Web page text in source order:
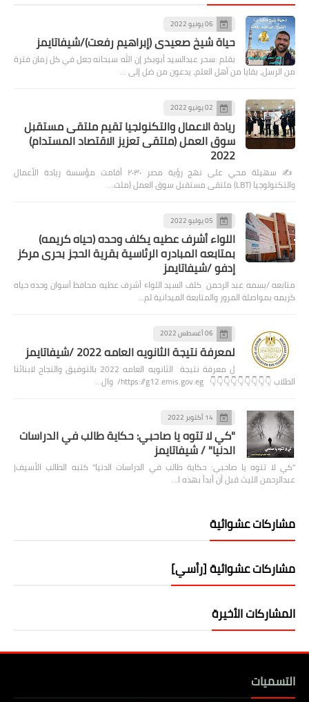
06 يونيو 2022
حياة شيخ صعيدى (إبراهيم رفعت)/شيفاتايمز
بقلم :سحر عبدالسيد أبوبكر إن الله سبحانه جعل في كل زمان فترة
من الرسل، بقايا من أهل العلم، يدعون من ضل إلى …
02 يونيو 2022
ريادة الاعمال والتكنولجيا تقيم ملتقى مستقبل
سوق العمل (ملتقى تعزيز الاقتصاد المستدام)
2022
✍️ سهيلة محي على نهج رؤية مصر ٢٠٣٠ أقامت مؤسسة ريادة الأعمال
والتكنولوجيا (LBT) ملتقى مستقبل سوق العمل (ملت…
05 يوليو 2022
اللواء أشرف عطيه يكلف وحده (حياه كريمه)
بمتابعه المبادره الرئاسية بقرية الحجز بحرى مركز
إدفو /شيفاتايمز
متابعه /بسمه عبد الرحمن كلف السيد اللواء أشرف عطيه محافظ أسوان وحده حياه
كريمه بمواصلة المرور والمتابعة الميدانية لم…
06 أغسطس 2022
لمعرفة نتيجة الثانويه العامه 2022 /شيفاتايمز
ل معرفة نتيجة الثانويه العامه 2022 بالتوفيق والنجاح لابنائنا
الطلاب 👇👇👇👇👇👇👇👇👇 https://g12.emis.gov.eg/ وال…
14 أكتوبر 2022
"كي لا تتوه يا صاحبي: حكاية طالب في الدراسات
الدنيا" / شيفاتايمز
"كي لا تتوه يا صاحبي: حكاية طالب في الدراسات الدنيا" كتبه الطالب الأسيف|
عبدالرحمن الليث قبل أن أبدأ بهذه ا…
مشاركات عشوائية
مشاركات عشوائية [رأسي]
المشاركات الأخيرة
التسميات